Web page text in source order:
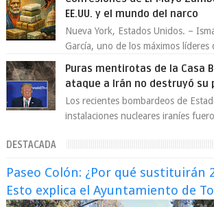
EE.UU. y el mundo del narco
Nueva York, Estados Unidos. –
García, uno de los máximos líderes
Puras mentirotas de la Casa
ataque a Irán no destruyó su
Los recientes bombardeos de
instalaciones nucleares iraníes
DESTACADA
Paseo Colón: ¿Por qué sustituirán
Esto explica el Ayuntamiento de